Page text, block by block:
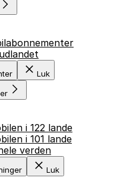
Luk
i 122 lande
i 101 lande
verden
Luk